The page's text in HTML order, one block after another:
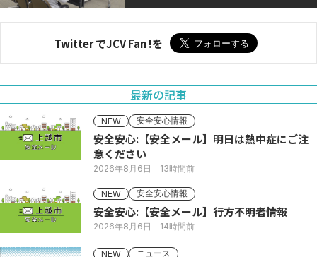
Twitter でJCV Fan !を
最新の記事
NEW 安全安心情報
安全安心:【安全メール】明日は熱中症にご注
意ください
2026年8月6日 - 13時間前
NEW 安全安心情報
安全安心:【安全メール】行方不明者情報
2026年8月6日 - 14時間前
NEW ニュース